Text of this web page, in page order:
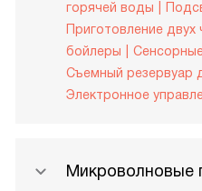
горячей воды
Приготовление двух
бойлеры
Съемный резервуар
Электронное
Микроволновые